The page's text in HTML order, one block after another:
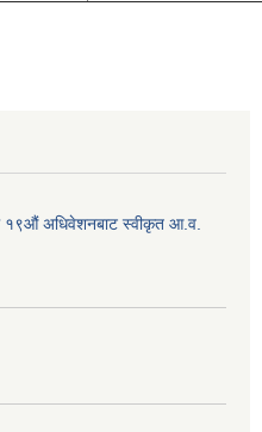
१९औं अधिवेशनबाट स्वीकृत आ.व.